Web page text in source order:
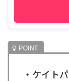
・ケイト